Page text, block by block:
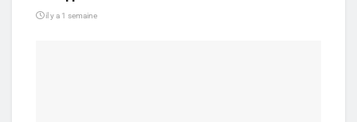
il y a 1 semaine